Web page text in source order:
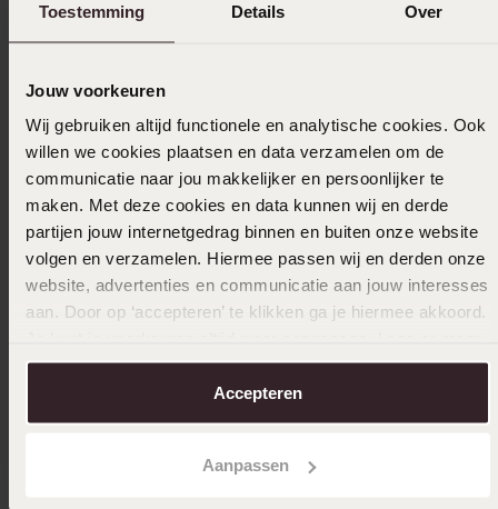
Toestemming Details Over
Jouw voorkeuren
Wij gebruiken altijd functionele en analytische cookies. Ook
willen we cookies plaatsen en data verzamelen om de
communicatie naar jou makkelijker en persoonlijker te
maken. Met deze cookies en data kunnen wij en derde
partijen jouw internetgedrag binnen en buiten onze website
volgen en verzamelen. Hiermee passen wij en derden onze
website, advertenties en communicatie aan jouw interesses
aan. Door op ‘accepteren’ te klikken ga je hiermee akkoord.
over in onscookiebeleid.
Accepteren
Aanpassen
Ook leuk voor jou